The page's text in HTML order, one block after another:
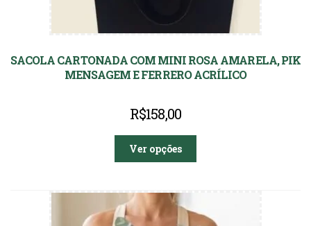
SACOLA CARTONADA COM MINI ROSA AMARELA, PIK
MENSAGEM E FERRERO ACRÍLICO
R$158,00
Ver opções